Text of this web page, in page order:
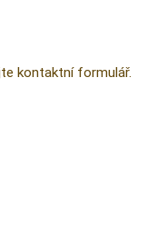
kontaktní formulář.